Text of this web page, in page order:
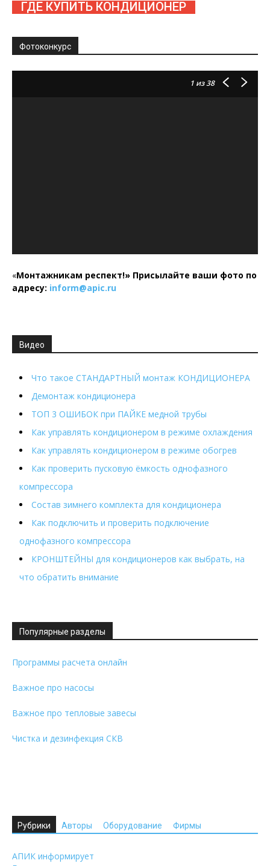
ГДЕ КУПИТЬ КОНДИЦИОНЕР
Фотоконкурс
1 из 38
«Монтажникам респект!» Присылайте ваши фото по
адресу: inform@apic.ru
Видео
Что такое СТАНДАРТНЫЙ монтаж КОНДИЦИОНЕРА
Демонтаж кондиционера
ТОП 3 ОШИБОК при ПАЙКЕ медной трубы
Как управлять кондиционером в режиме охлаждения
Как управлять кондиционером в режиме обогрев
Как проверить пусковую ёмкость однофазного
компрессора
Состав зимнего комплекта для кондиционера
Как подключить и проверить подключение
однофазного компрессора
КРОНШТЕЙНЫ для кондиционеров как выбрать, на
что обратить внимание
Популярные разделы
Программы расчета онлайн
Важное про насосы
Важное про тепловые завесы
Чистка и дезинфекция СКВ
Рубрики Авторы Оборудование Фирмы
АПИК информирует